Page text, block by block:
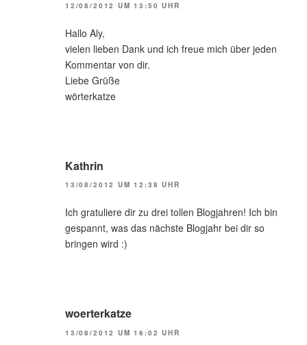
12/08/2012 UM 13:50 UHR
Hallo Aly,
vielen lieben Dank und ich freue mich über jeden
Kommentar von dir.
Liebe Grüße
wörterkatze
Kathrin
13/08/2012 UM 12:38 UHR
Ich gratuliere dir zu drei tollen Blogjahren! Ich bin
gespannt, was das nächste Blogjahr bei dir so
bringen wird :)
woerterkatze
13/08/2012 UM 16:02 UHR